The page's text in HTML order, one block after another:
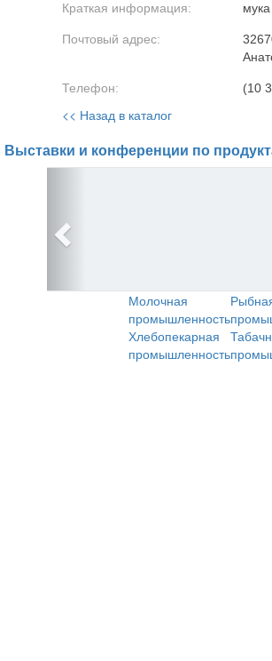
Краткая информация:
Почтовый адрес:
Телефон: (10
<< Назад в каталог
Выставки и конференции по
Молочная
промышленность
Хлебопекарная
промышленность